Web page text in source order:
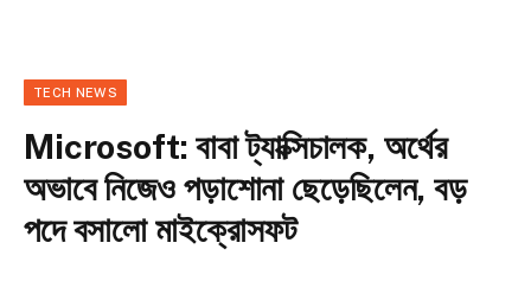
TECH NEWS
Microsoft: বাবা ট্যাক্সিচালক, অর্থের
অভাবে নিজেও পড়াশোনা ছেড়েছিলেন, বড়
পদে বসালো মাইক্রোসফট